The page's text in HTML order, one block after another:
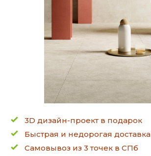
3D дизайн-проект в подарок
Быстрая и недорогая доставка
Самовывоз из 3 точек в СПб